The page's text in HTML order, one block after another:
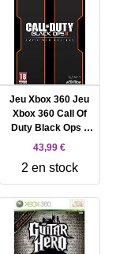
Jeu Xbox 360 Jeu
Xbox 360 Call Of
Duty Black Ops Ii
(2) Edition
43,99 €
2 en stock